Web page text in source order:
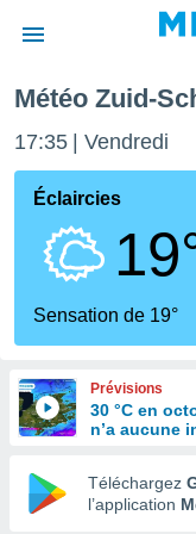
de
en
Météo Zuid-
17:35 Vendredi
Éclaircies
Sensation de 19°
Prévisions
30 °C en
n’a aucune
Téléchargez
l’application